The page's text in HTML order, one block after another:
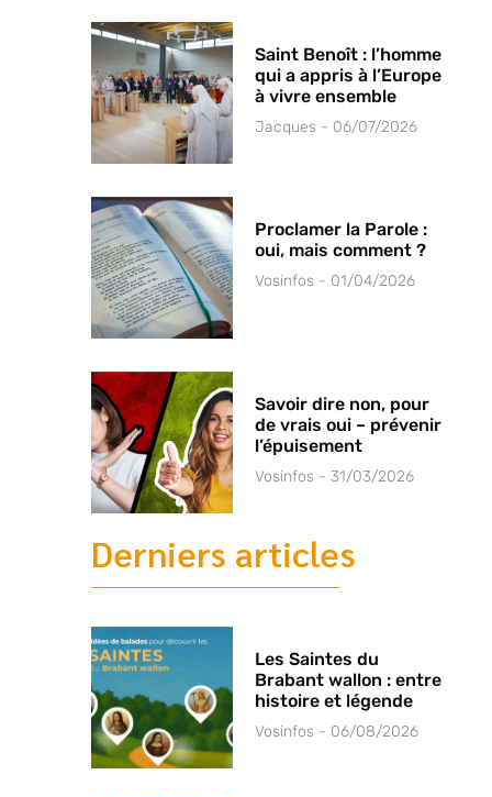
Saint Benoît : l’homme
qui a appris à l’Europe
à vivre ensemble
Jacques 06/07/2026
Proclamer la Parole :
oui, mais comment ?
Vosinfos 01/04/2026
Savoir dire non, pour
de vrais oui – prévenir
l’épuisement
Vosinfos 31/03/2026
Derniers articles
Les Saintes du
Brabant wallon : entre
histoire et légende
Vosinfos 06/08/2026